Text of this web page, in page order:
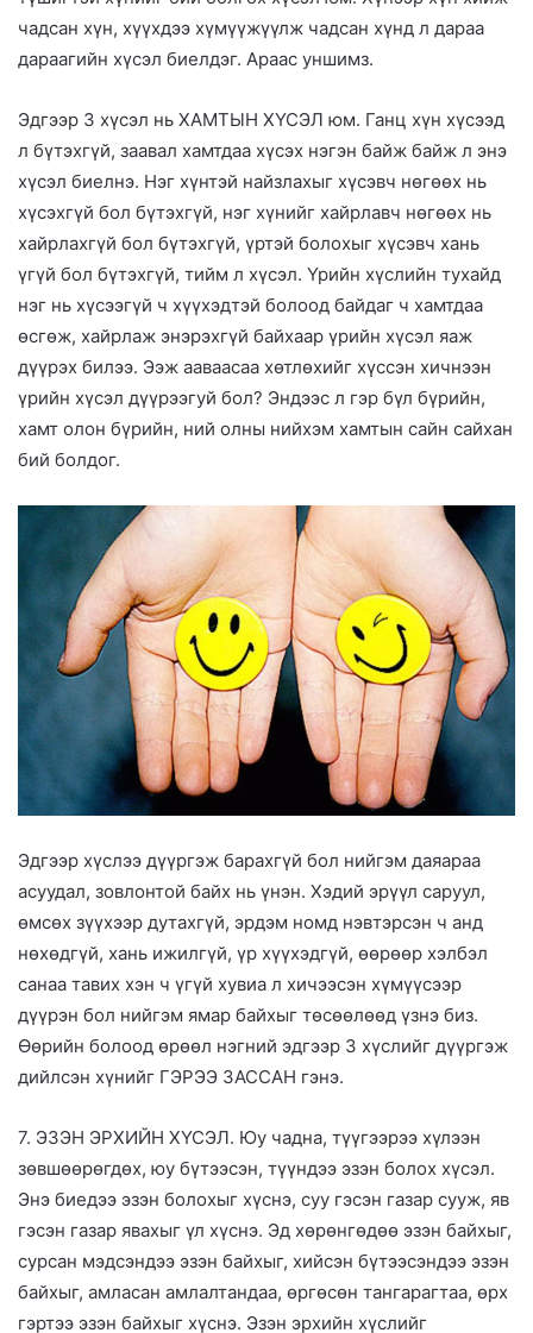
чадсан хүн, хүүхдээ хүмүүжүүлж чадсан хүнд л дараа
дараагийн хүсэл биелдэг. Араас уншимз.
Эдгээр 3 хүсэл нь ХАМТЫН ХҮСЭЛ юм. Ганц хүн хүсээд
л бүтэхгүй, заавал хамтдаа хүсэх нэгэн байж байж л энэ
хүсэл биелнэ. Нэг хүнтэй найзлахыг хүсэвч нөгөөх нь
хүсэхгүй бол бүтэхгүй, нэг хүнийг хайрлавч нөгөөх нь
хайрлахгүй бол бүтэхгүй, үртэй болохыг хүсэвч хань
үгүй бол бүтэхгүй, тийм л хүсэл. Үрийн хүслийн тухайд
нэг нь хүсээгүй ч хүүхэдтэй болоод байдаг ч хамтдаа
өсгөж, хайрлаж энэрэхгүй байхаар үрийн хүсэл яаж
дүүрэх билээ. Ээж ааваасаа хөтлөхийг хүссэн хичнээн
үрийн хүсэл дүүрээгуй бол? Эндээс л гэр бүл бүрийн,
хамт олон бүрийн, ний олны нийхэм хамтын сайн сайхан
бий болдог.
Эдгээр хүслээ дүүргэж барахгүй бол нийгэм даяараа
асуудал, зовлонтой байх нь үнэн. Хэдий эрүүл саруул,
өмсөх зүүхээр дутахгүй, эрдэм номд нэвтэрсэн ч анд
нөхөдгүй, хань ижилгүй, үр хүүхэдгүй, өөрөөр хэлбэл
санаа тавих хэн ч үгүй хувиа л хичээсэн хүмүүсээр
дүүрэн бол нийгэм ямар байхыг төсөөлөөд үзнэ биз.
Өөрийн болоод өрөөл нэгний эдгээр 3 хүслийг дүүргэж
дийлсэн хүнийг ГЭРЭЭ ЗАССАН гэнэ.
7. ЭЗЭН ЭРХИЙН ХҮСЭЛ. Юу чадна, түүгээрээ хүлээн
зөвшөөрөгдөх, юу бүтээсэн, түүндээ эзэн болох хүсэл.
Энэ биедээ эзэн болохыг хүснэ, суу гэсэн газар сууж, яв
гэсэн газар явахыг үл хүснэ. Эд хөрөнгөдөө эзэн байхыг,
сурсан мэдсэндээ эзэн байхыг, хийсэн бүтээсэндээ эзэн
байхыг, амласан амлалтандаа, өргөсөн тангарагтаа, өрх
гэртээ эзэн байхыг хүснэ. Эзэн эрхийн хүслийг